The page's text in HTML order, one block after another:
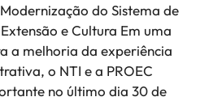
do Sistema de
e Cultura Em uma
a melhoria da experiência
o NTI e a PROEC
no último dia 30 de